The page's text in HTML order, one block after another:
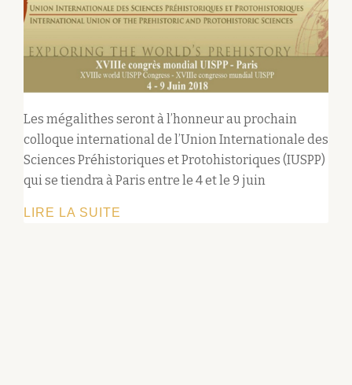
Les mégalithes seront à l’honneur au prochain
colloque international de l’Union Internationale des
Sciences Préhistoriques et Protohistoriques (IUSPP)
qui se tiendra à Paris entre le 4 et le 9 juin
LIRE LA SUITE